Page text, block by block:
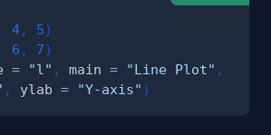
4, 5)
6 , 7)
= "l" , main = "Line Plot" ,
, ylab = "Y-axis" )